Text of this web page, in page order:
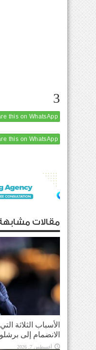
3
this on WhatsApp
this on WhatsApp
مقالات
الأسباب الثلاثة
الانضمام إلى
أغسطس 7, 2026